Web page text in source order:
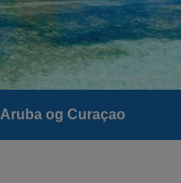
Aruba og Curaçao